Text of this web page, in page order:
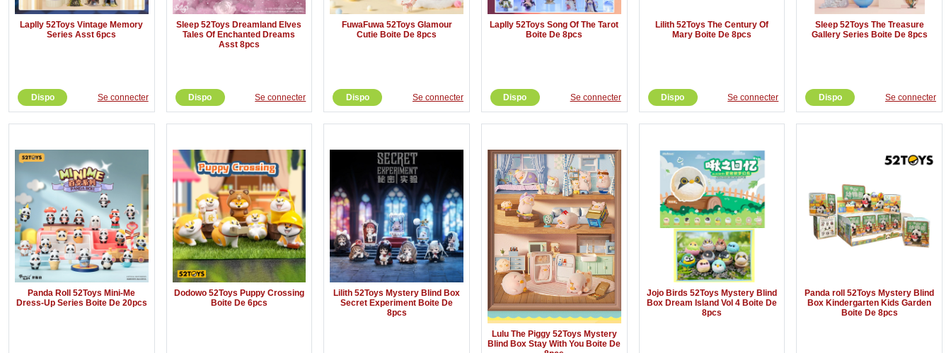
Laplly 52Toys Vintage Memory
Series Asst 6pcs
Dispo Se connecter
Sleep 52Toys Dreamland Elves
Tales Of Enchanted Dreams
Asst 8pcs
Dispo Se connecter
FuwaFuwa 52Toys Glamour
Cutie Boite De 8pcs
Dispo Se connecter
Laplly 52Toys Song Of The Tarot
Boite De 8pcs
Dispo Se connecter
Lilith 52Toys The Century Of
Mary Boite De 8pcs
Dispo Se connecter
Sleep 52Toys The Treasure
Gallery Series Boite De 8pcs
Dispo Se connecter
Panda Roll 52Toys Mini-Me
Dress-Up Series Boite De 20pcs
Dodowo 52Toys Puppy Crossing
Boite De 6pcs
Lilith 52Toys Mystery Blind Box
Secret Experiment Boite De
8pcs
Lulu The Piggy 52Toys Mystery
Blind Box Stay With You Boite De
Jojo Birds 52Toys Mystery Blind
Box Dream Island Vol 4 Boite De
8pcs
Panda roll 52Toys Mystery Blind
Box Kindergarten Kids Garden
Boite De 8pcs